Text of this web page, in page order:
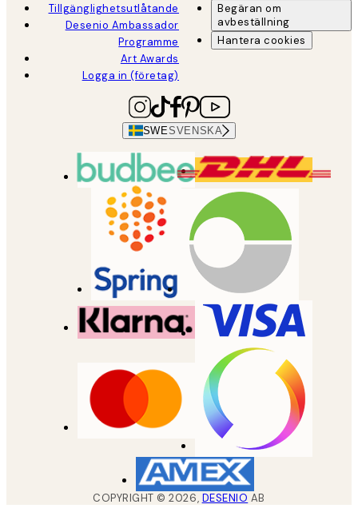
Tillgänglighetsutlåtande
Desenio Ambassador
Programme
Art Awards
Logga in (företag)
Begäran om
avbeställning
Hantera cookies
SWESVENSKA
COPYRIGHT ©2026, DESENIO AB